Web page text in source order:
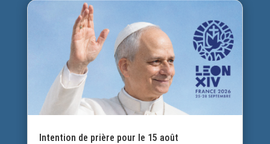
Intention de prière pour le 15 août